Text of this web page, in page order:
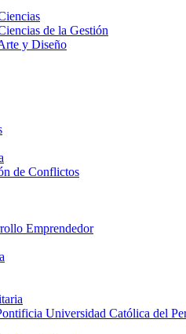
de la Gestión
y Diseño
de Conflictos
Emprendedor
Universidad Católica del